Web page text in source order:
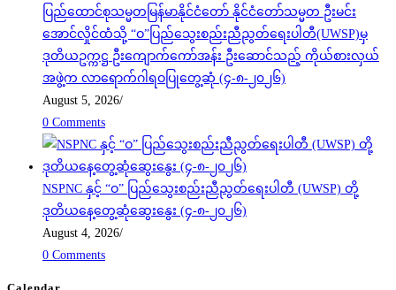
ပြည်ထောင်စုသမ္မတမြန်မာနိုင်ငံတော် နိုင်ငံတော်သမ္မတ ဦးမင်း
အောင်လှိုင်ထံသို့ “ဝ”ပြည်သွေးစည်းညီညွတ်ရေးပါတီ(UWSP)မှ
ဒုတိယဥက္ကဋ္ဌ ဦးကျောက်ကော်အန်း ဦးဆောင်သည့် ကိုယ်စားလှယ်
အဖွဲ့က လာရောက်ဂါရဝပြုတွေ့ဆုံ (၄-၈-၂၀၂၆)
August 5, 2026/
0 Comments
NSPNC နှင့် “ဝ” ပြည်သွေးစည်းညီညွတ်ရေးပါတီ (UWSP) တို့
ဒုတိယနေ့တွေ့ဆုံဆွေးနွေး (၄-၈-၂၀၂၆)
August 4, 2026/
0 Comments